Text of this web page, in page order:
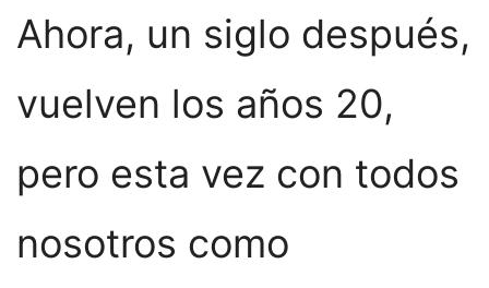
Ahora, un siglo después,
vuelven los años 20,
pero esta vez con todos
nosotros como